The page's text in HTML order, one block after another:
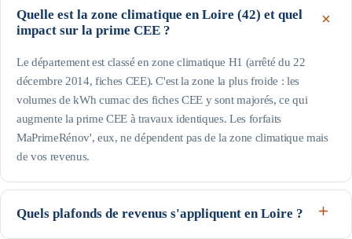
Quelle est la zone climatique en Loire (42) et quel
impact sur la prime CEE ?
Le département est classé en zone climatique H1 (arrêté du 22
décembre 2014, fiches CEE). C'est la zone la plus froide : les
volumes de kWh cumac des fiches CEE y sont majorés, ce qui
augmente la prime CEE à travaux identiques. Les forfaits
MaPrimeRénov', eux, ne dépendent pas de la zone climatique mais
de vos revenus.
Quels plafonds de revenus s'appliquent en Loire ?